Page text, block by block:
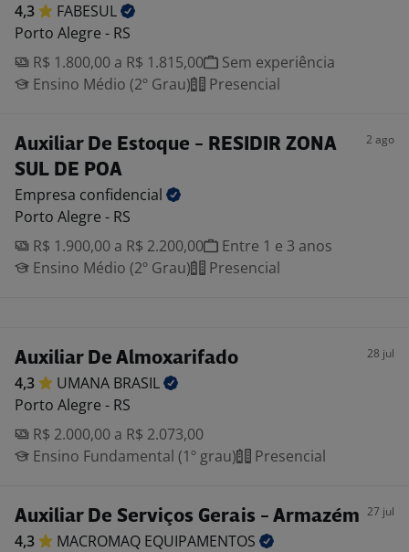
4,3
FABESUL
Porto Alegre - RS
R$ 1.800,00 a R$ 1.815,00
Sem experiência
Ensino Médio (2º Grau)
Presencial
Auxiliar De Estoque - RESIDIR ZONA
SUL DE POA
2 ago
Empresa confidencial
Porto Alegre - RS
R$ 1.900,00 a R$ 2.200,00
Entre 1 e 3 anos
Ensino Médio (2º Grau)
Presencial
Auxiliar De Almoxarifado 28 jul
4,3 UMANA BRASIL
Porto Alegre - RS
R$ 2.000,00 a R$ 2.073,00
Ensino Fundamental (1º grau)
Presencial
Auxiliar De Serviços Gerais - Armazém 27 jul
4,3 MACROMAQ EQUIPAMENTOS